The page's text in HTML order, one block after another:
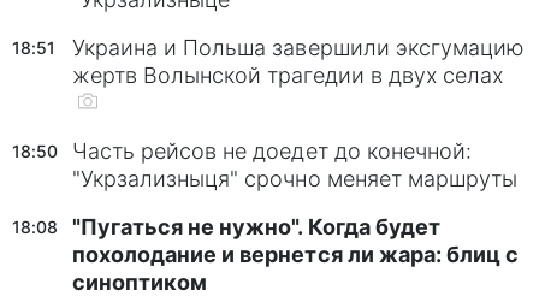
18:51
Украина и Польша завершили эксгумацию
жертв Волынской трагедии в двух селах
18:50
Часть рейсов не доедет до конечной:
"Укрзализныця" срочно меняет маршруты
18:08
"Пугаться не нужно". Когда будет
похолодание и вернется ли жара: блиц с
синоптиком